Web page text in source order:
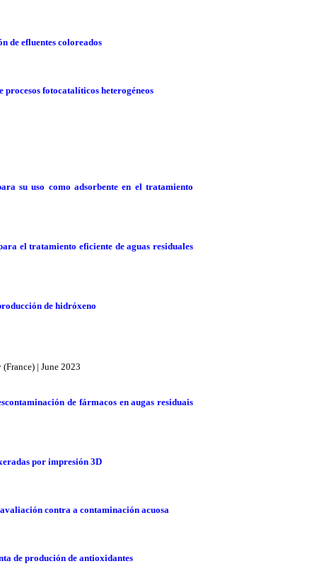
de efluentes coloreados
fotocatalíticos heterogéneos
su uso como adsorbente en el tratamiento
el tratamiento eficiente de aguas residuales
de hidróxeno
| June 2023
de fármacos en augas residuais
por impresión 3D
contra a contaminación acuosa
de produción de antioxidantes